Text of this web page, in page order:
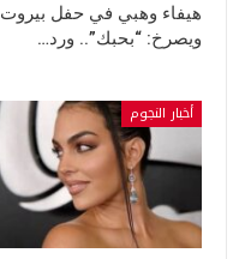
هيفاء وهبي في حفل بيروت
ويصرخ: “بحبك”.. ورد…
أخبار النجوم